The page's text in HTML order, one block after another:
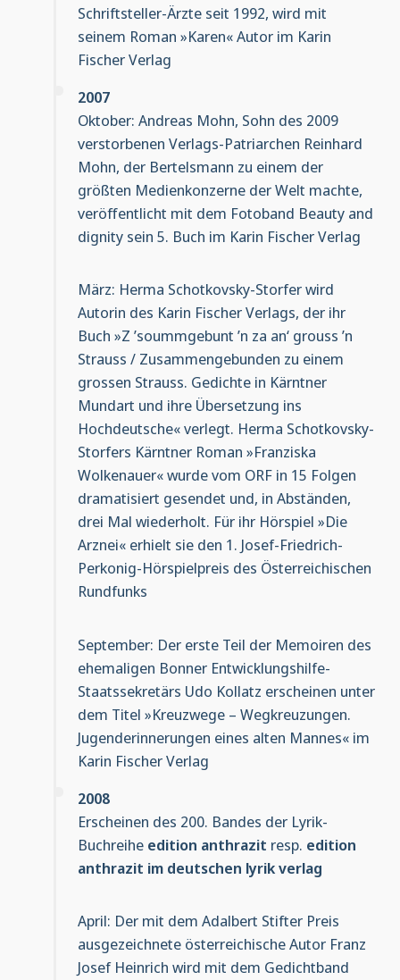
Schriftsteller-Ärzte seit 1992, wird mit
seinem Roman »Karen« Autor im Karin
Fischer Verlag
2007
Oktober: Andreas Mohn, Sohn des 2009
verstorbenen Verlags-Patriarchen Reinhard
Mohn, der Bertelsmann zu einem der
größten Medienkonzerne der Welt machte,
veröffentlicht mit dem Fotoband Beauty and
dignity sein 5. Buch im Karin Fischer Verlag
März: Herma Schotkovsky-Storfer wird
Autorin des Karin Fischer Verlags, der ihr
Buch »Z ’soummgebunt ’n za an‘ grouss ’n
Strauss / Zusammengebunden zu einem
grossen Strauss. Gedichte in Kärntner
Mundart und ihre Übersetzung ins
Hochdeutsche« verlegt. Herma Schotkovsky-
Storfers Kärntner Roman »Franziska
Wolkenauer« wurde vom ORF in 15 Folgen
dramatisiert gesendet und, in Abständen,
drei Mal wiederholt. Für ihr Hörspiel »Die
Arznei« erhielt sie den 1. Josef-Friedrich-
Perkonig-Hörspielpreis des Österreichischen
Rundfunks
September: Der erste Teil der Memoiren des
ehemaligen Bonner Entwicklungshilfe-
Staatssekretärs Udo Kollatz erscheinen unter
dem Titel »Kreuzwege – Wegkreuzungen.
Jugenderinnerungen eines alten Mannes« im
Karin Fischer Verlag
2008
Erscheinen des 200. Bandes der Lyrik-
Buchreihe edition anthrazit resp. edition
anthrazit im deutschen lyrik verlag
April: Der mit dem Adalbert Stifter Preis
ausgezeichnete österreichische Autor Franz
Josef Heinrich wird mit dem Gedichtband